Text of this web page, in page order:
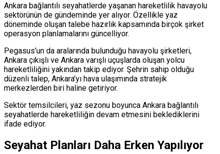
Ankara bağlantılı seyahatlerde yaşanan hareketlilik havayolu
sektörünün de gündeminde yer alıyor. Özellikle yaz
döneminde oluşan talebe hazırlık kapsamında birçok şirket
operasyon planlamalarını güncelliyor.
Pegasus’un da aralarında bulunduğu havayolu şirketleri,
Ankara çıkışlı ve Ankara varışlı uçuşlarda oluşan yolcu
hareketliliğini yakından takip ediyor. Şehrin sahip olduğu
düzenli talep, Ankara’yı hava ulaşımında stratejik
merkezlerden biri haline getiriyor.
Sektör temsilcileri, yaz sezonu boyunca Ankara bağlantılı
seyahatlerde hareketliliğin devam etmesini beklediklerini
ifade ediyor.
Seyahat Planları Daha Erken Yapılıyor